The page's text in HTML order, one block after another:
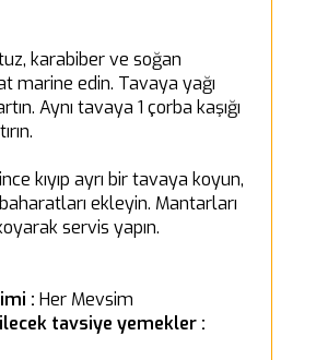
karabiber ve soğan
marine edin. Tavaya yağı
Aynı tavaya 1 çorba kaşığı
kıyıp ayrı bir tavaya koyun,
ekleyin. Mantarları
servis yapın.
: Her Mevsim
tavsiye yemekler :